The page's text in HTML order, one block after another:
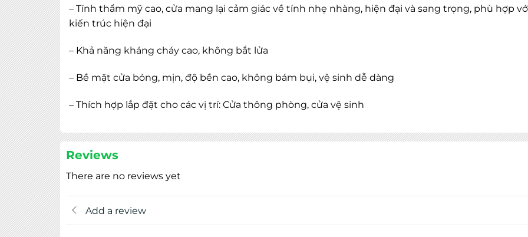
– Tính thẩm mỹ cao, cửa mang lại cảm giác về tính nhẹ nhàng, hiện đại và sang trọng, phù hợp
kiến trúc hiện đại
– Khả năng kháng cháy cao, không bắt lửa
– Bề mặt cửa bóng, mịn, độ bền cao, không bám bụi, vệ sinh dễ dàng
– Thích hợp lắp đặt cho các vị trí: Cửa thông phòng, cửa vệ sinh
Reviews
There are no reviews yet
Add a review